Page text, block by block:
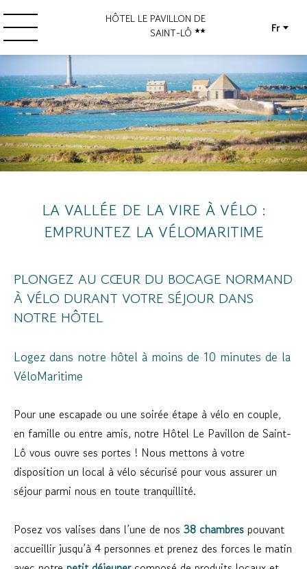
HÔTEL LE PAVILLON DE
SAINT-LÔ
Fr
LA VALLÉE DE LA VIRE À VÉLO :
EMPRUNTEZ LA VÉLOMARITIME
PLONGEZ AU CŒUR DU BOCAGE NORMAND
À VÉLO DURANT VOTRE SÉJOUR DANS
NOTRE HÔTEL
Logez dans notre hôtel à moins de 10 minutes de la
VéloMaritime
Pour une escapade ou une soirée étape à vélo en couple,
en famille ou entre amis, notre Hôtel Le Pavillon de Saint-
Lô vous ouvre ses portes ! Nous mettons à votre
disposition un local à vélo sécurisé pour vous assurer un
séjour parmi nous en toute tranquillité.
Posez vos valises dans l’une de nos 38 chambres pouvant
accueillir jusqu’à 4 personnes et prenez des forces le matin